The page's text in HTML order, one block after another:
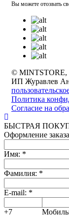
Вы можете отозвать
© MINTSTORE,
ИП Журавлев
Политика
Согласие на
БЫСТРАЯ
Оформление заказа
Имя: *
Фамилия: *
E-mail: *
+7